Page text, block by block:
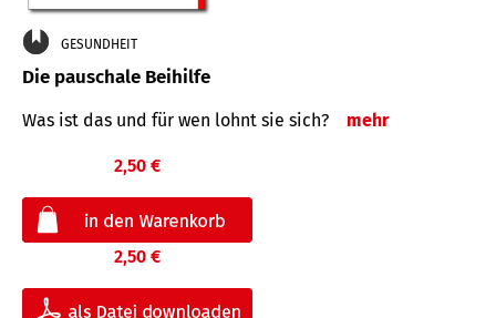
GESUNDHEIT
Die pauschale Beihilfe
Was ist das und für wen lohnt sie sich? mehr
2,50 €
2,50 €